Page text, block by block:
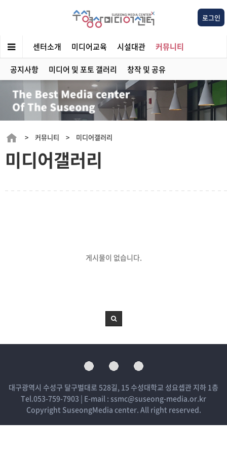
로그인
센터소개 미디어교육 시설대관 커뮤니티
공지사항 미디어 및 포토 갤러리 창작 및 공유
> 커뮤니티 > 미디어갤러리
미디어갤러리
게시물이 없습니다.
대구광역시 수성구 달구벌대로 528길, 15 수성대학교 성요셉관 지하 1층
Tel.053-759-7903 | E-mail : ssmc@suseong-media.or.kr
Copyright SuseongMedia center. All right reserved.